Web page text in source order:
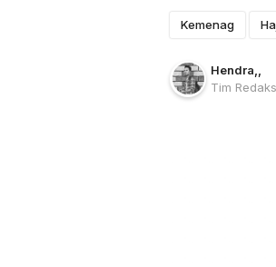
Kemenag
Hendra
Tim